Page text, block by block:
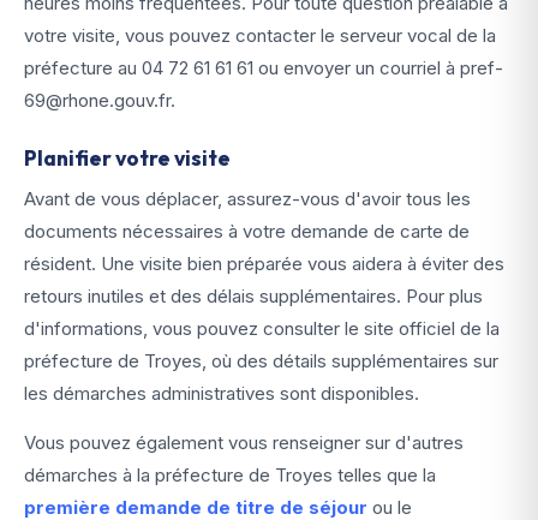
votre visite, vous pouvez contacter le serveur vocal de la
préfecture au 04 72 61 61 61 ou envoyer un courriel à pref-
69@rhone.gouv.fr.
Planifier votre visite
Avant de vous déplacer, assurez-vous d'avoir tous les
documents nécessaires à votre demande de carte de
résident. Une visite bien préparée vous aidera à éviter des
retours inutiles et des délais supplémentaires. Pour plus
d'informations, vous pouvez consulter le site officiel de la
préfecture de Troyes, où des détails supplémentaires sur
les démarches administratives sont disponibles.
Vous pouvez également vous renseigner sur d'autres
démarches à la préfecture de Troyes telles que la
première demande de titre de séjour ou le